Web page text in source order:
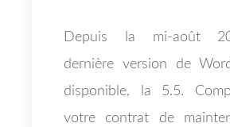
Depuis la mi-août
dernière version de
disponible, la 5.5.
votre contrat de